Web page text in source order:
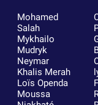
Mohamed
Salah
Mykhailo
Mudryk
Neymar
Khalis Merah
Loïs Openda
Moussa